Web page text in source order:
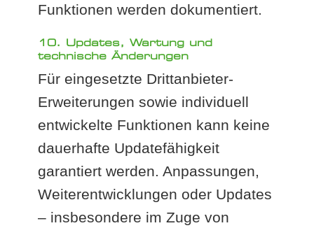
Funktionen werden dokumentiert.
10. Updates, Wartung und
technische Änderungen
Für eingesetzte Drittanbieter-
Erweiterungen sowie individuell
entwickelte Funktionen kann keine
dauerhafte Updatefähigkeit
garantiert werden. Anpassungen,
Weiterentwicklungen oder Updates
– insbesondere im Zuge von